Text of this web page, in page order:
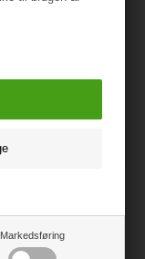
Markedsføring
Skumhynde,